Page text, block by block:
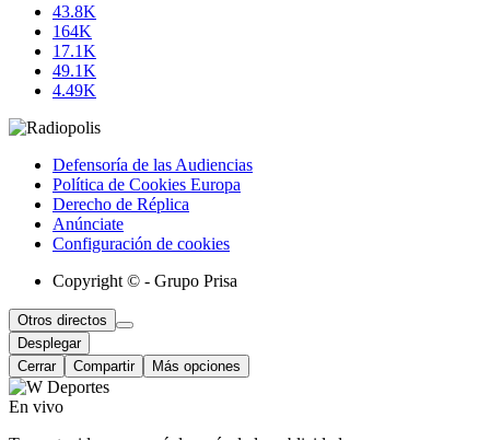
43.8K
164K
17.1K
49.1K
4.49K
Defensoría de las Audiencias
Política de Cookies Europa
Derecho de Réplica
Anúnciate
Configuración de cookies
Copyright © - Grupo Prisa
Otros directos
Desplegar
Cerrar
Compartir Más opciones
En vivo